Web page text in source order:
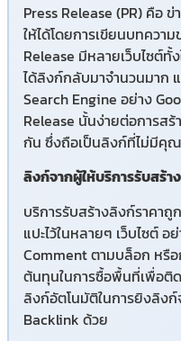
Press Release (PR) คือ
ให้ได้โดยการเขียนบทความ
Release มีหลายเว็บไซต์ทั้ง
ได้ลิงก์กลับมาจำนวนมาก
Search Engine อย่าง
Release นั้นง่ายต่อการสร้
กัน ซึ่งถือเป็นลิงก์ที่ไม่มีคุ
ลิงก์จากผู้ให้บริการรับสร้า
บริการรับสร้างลิงก์ราคาถู
แปะไว้ในหลายๆ เว็บไซต์
Comment ตามบล็อก หรื
ต้นทุนในการซื้อพื้นที่เพื่อติ
ลิงก์อัตโนมัติในการยิงลิงก์
Backlink ด้วย